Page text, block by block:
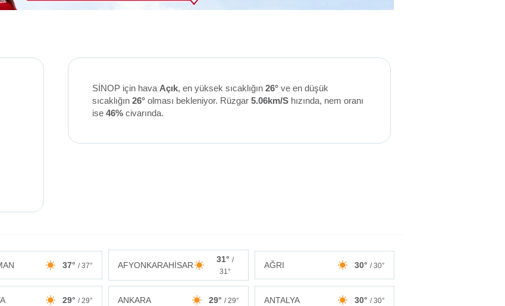
SİNOP için hava Açık, en yüksek sıcaklığın 26°ve en düşük
sıcaklığın 26°olması bekleniyor. Rüzgar 5.06km/Shızında, nem oranı
ise 46%civarında.
37° / 37° AFYONKARAHİSAR
31° /
31°
AĞRI 30° / 30°
29° / 29° ANKARA 29° / 29° ANTALYA 30° / 30°